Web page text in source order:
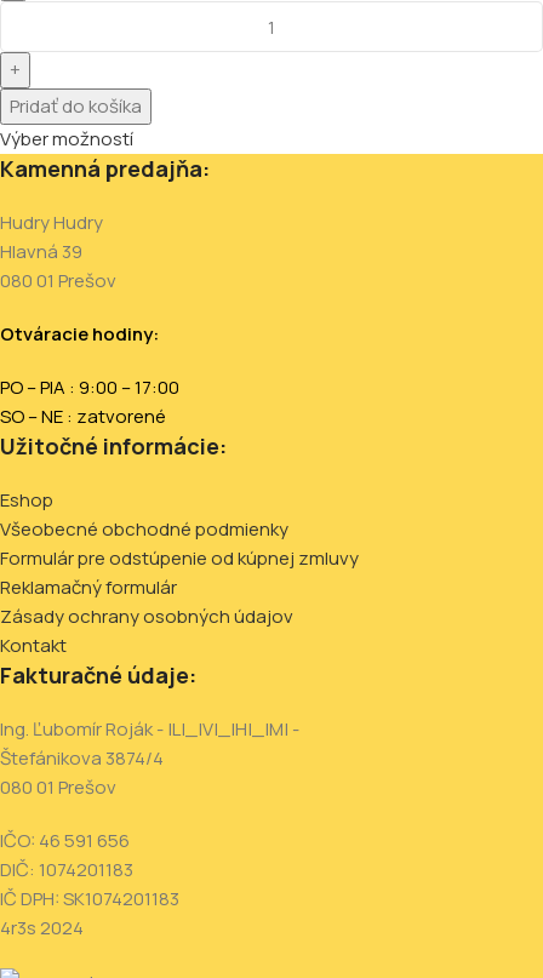
Pridať do košíka
Výber možností
Kamenná predajňa:
Hudry Hudry
Hlavná 39
080 01 Prešov
Otváracie hodiny:
PO – PIA : 9:00 – 17:00
SO – NE : zatvorené
Užitočné informácie:
Eshop
Všeobecné obchodné podmienky
Formulár pre odstúpenie od kúpnej zmluvy
Reklamačný formulár
Zásady ochrany osobných údajov
Kontakt
Fakturačné údaje:
Ing. Ľubomír Roják - |L|_|V|_|H|_|M| -
Štefánikova 3874/4
080 01 Prešov
IČO: 46 591 656
DIČ: 1074201183
IČ DPH: SK1074201183
4r3s 2024